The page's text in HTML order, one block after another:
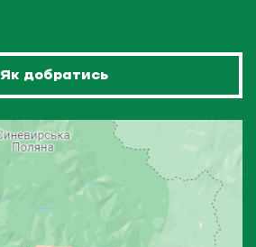
Як добратись